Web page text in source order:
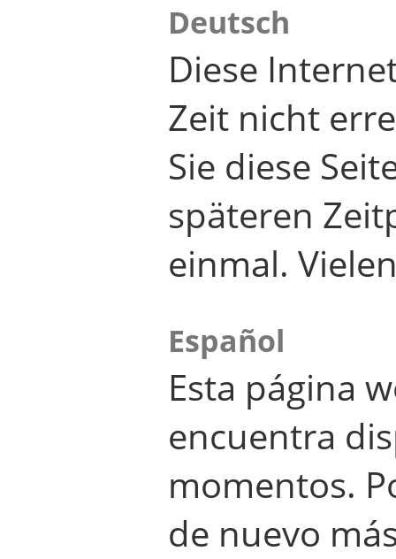
Deutsch
Diese
Zeit nicht
Sie diese
späteren
einmal.
Español
Esta página
encuentra
momentos.
de nuevo